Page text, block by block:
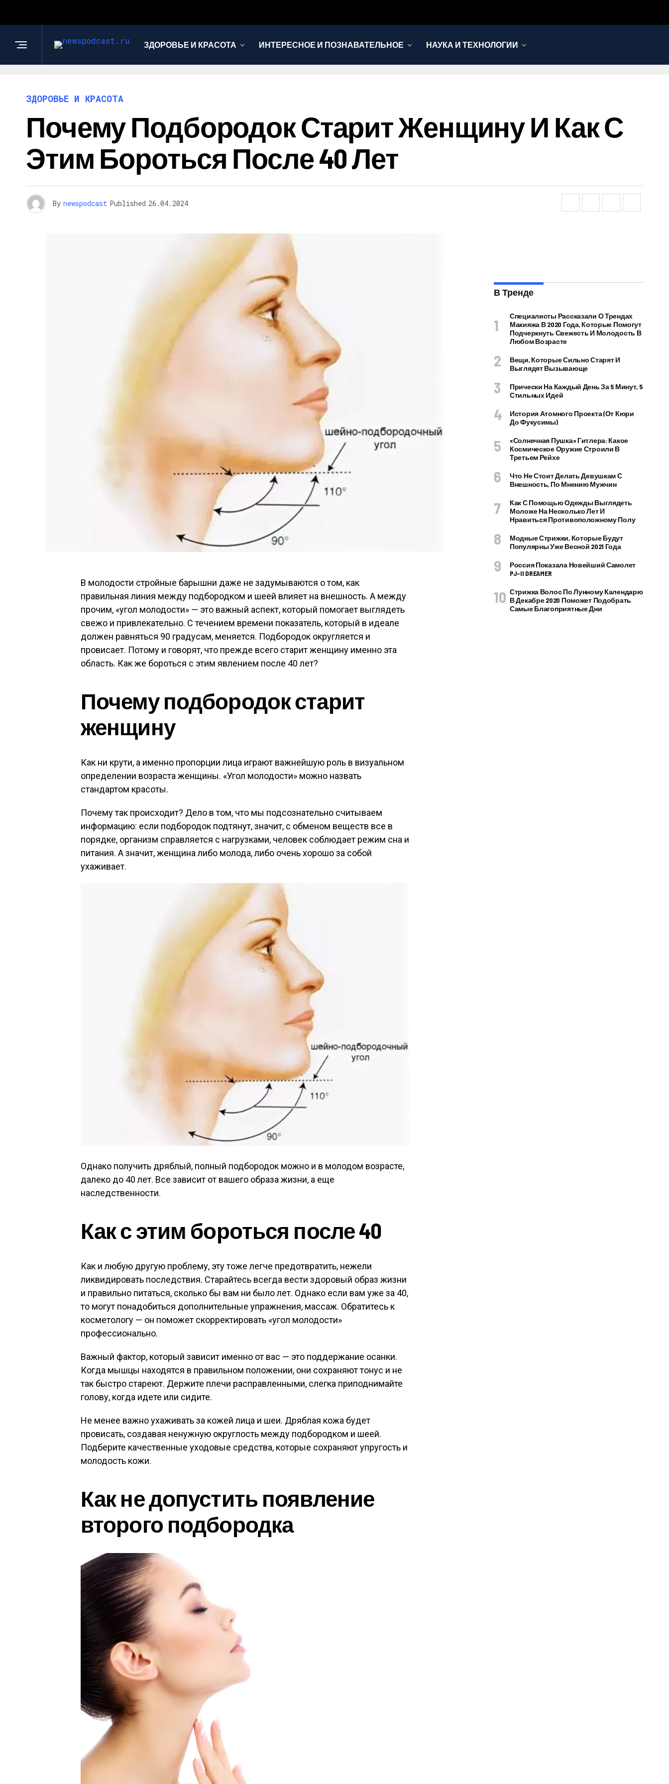
ЗДОРОВЬЕ И КРАСОТА ИНТЕРЕСНОЕ И ПОЗНАВАТЕЛЬНОЕ НАУКА И ТЕХНОЛОГИИ
ЗДОРОВЬЕ И КРАСОТА
Почему Подбородок Старит Женщину И Как С
Этим Бороться После 40 Лет
By newspodcast Published 26.04.2024
В молодости стройные барышни даже не задумываются о том, как
правильная линия между подбородком и шеей влияет на внешность. А между
прочим, «угол молодости» — это важный аспект, который помогает выглядеть
свежо и привлекательно. С течением времени показатель, который в идеале
должен равняться 90 градусам, меняется. Подбородок округляется и
провисает. Потому и говорят, что прежде всего старит женщину именно эта
область. Как же бороться с этим явлением после 40 лет?
Почему подбородок старит
женщину
Как ни крути, а именно пропорции лица играют важнейшую роль в визуальном
определении возраста женщины. «Угол молодости» можно назвать
стандартом красоты.
Почему так происходит? Дело в том, что мы подсознательно считываем
информацию: если подбородок подтянут, значит, с обменом веществ все в
порядке, организм справляется с нагрузками, человек соблюдает режим сна и
питания. А значит, женщина либо молода, либо очень хорошо за собой
ухаживает.
Однако получить дряблый, полный подбородок можно и в молодом возрасте,
далеко до 40 лет. Все зависит от вашего образа жизни, а еще
наследственности.
Как с этим бороться после 40
Как и любую другую проблему, эту тоже легче предотвратить, нежели
ликвидировать последствия. Старайтесь всегда вести здоровый образ жизни
и правильно питаться, сколько бы вам ни было лет. Однако если вам уже за 40,
то могут понадобиться дополнительные упражнения, массаж. Обратитесь к
косметологу — он поможет скорректировать «угол молодости»
профессионально.
Важный фактор, который зависит именно от вас — это поддержание осанки.
Когда мышцы находятся в правильном положении, они сохраняют тонус и не
так быстро стареют. Держите плечи расправленными, слегка приподнимайте
голову, когда идете или сидите.
Не менее важно ухаживать за кожей лица и шеи. Дряблая кожа будет
провисать, создавая ненужную округлость между подбородком и шеей.
Подберите качественные уходовые средства, которые сохраняют упругость и
молодость кожи.
Как не допустить появление
второго подбородка
В Тренде
Специалисты Рассказали О Трендах
Макияжа В 2020 Года, Которые Помогут
Подчеркнуть Свежесть И Молодость В
Любом Возрасте
Вещи, Которые Сильно Старят И
Выглядят Вызывающе
Прически На Каждый День За 5 Минут, 5
Стильных Идей
История Атомного Проекта (от Кюри
До Фукусимы)
«Солнечная Пушка» Гитлера: Какое
Космическое Оружие Строили В
Третьем Рейхе
Что Не Стоит Делать Девушкам С
Внешность, По Мнению Мужчин
Как С Помощью Одежды Выглядеть
Моложе На Несколько Лет И
Нравиться Противоположному Полу
Модные Стрижки, Которые Будут
Популярны Уже Весной 2021 Года
Россия Показала Новейший Самолет
PJ–II DREAMER
Стрижка Волос По Лунному Календарю
В Декабре 2020 Поможет Подобрать
Самые Благоприятные Дни